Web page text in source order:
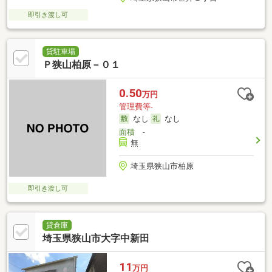
即引き渡し可
貸駐車場
Ｐ狭山柏原－０１
0.50万円
管理費等-
なし
なし
面積-
無
埼玉県狭山市柏原
即引き渡し可
貸倉庫
埼玉県狭山市大字中新田
11 万円